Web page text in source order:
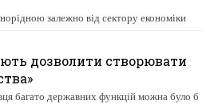
залежно від сектору економіки
дозволити створювати
багато державних функцій можна було б